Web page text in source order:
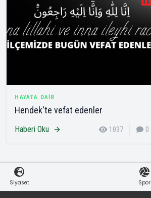
HAYATA DAIR
Hendek'te vefat edenler
Haberi Oku 1037 0
Siyaset Spor